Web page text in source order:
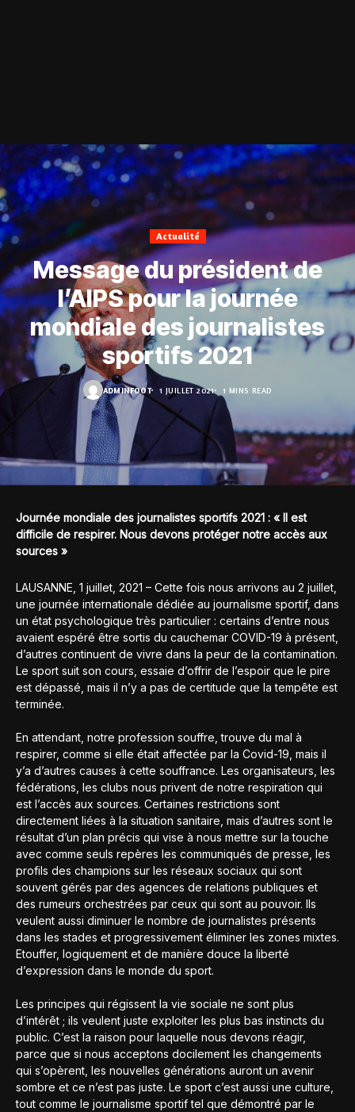
Actualité
Message du président de
l’AIPS pour la journée
mondiale des journalistes
sportifs 2021
ADMINFOOT 1 JUILLET 2021 1 MINS READ
Journée mondiale des journalistes sportifs 2021 : « Il est
difficile de respirer. Nous devons protéger notre accès aux
sources »
LAUSANNE, 1 juillet, 2021 – Cette fois nous arrivons au 2 juillet,
une journée internationale dédiée au journalisme sportif, dans
un état psychologique très particulier : certains d’entre nous
avaient espéré être sortis du cauchemar COVID-19 à présent,
d’autres continuent de vivre dans la peur de la contamination.
Le sport suit son cours, essaie d’offrir de l’espoir que le pire
est dépassé, mais il n’y a pas de certitude que la tempête est
terminée.
En attendant, notre profession souffre, trouve du mal à
respirer, comme si elle était affectée par la Covid-19, mais il
y’a d’autres causes à cette souffrance. Les organisateurs, les
fédérations, les clubs nous privent de notre respiration qui
est l’accès aux sources. Certaines restrictions sont
directement liées à la situation sanitaire, mais d’autres sont le
résultat d’un plan précis qui vise à nous mettre sur la touche
avec comme seuls repères les communiqués de presse, les
profils des champions sur les réseaux sociaux qui sont
souvent gérés par des agences de relations publiques et
des rumeurs orchestrées par ceux qui sont au pouvoir. Ils
veulent aussi diminuer le nombre de journalistes présents
dans les stades et progressivement éliminer les zones mixtes.
Etouffer, logiquement et de manière douce la liberté
d’expression dans le monde du sport.
Les principes qui régissent la vie sociale ne sont plus
d’intérêt ; ils veulent juste exploiter les plus bas instincts du
public. C’est la raison pour laquelle nous devons réagir,
parce que si nous acceptons docilement les changements
qui s’opèrent, les nouvelles générations auront un avenir
sombre et ce n’est pas juste. Le sport c’est aussi une culture,
tout comme le journalisme sportif tel que démontré par le